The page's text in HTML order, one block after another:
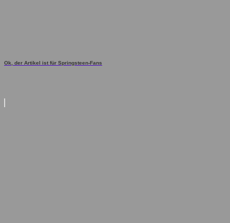
Ok, der Artikel ist für Springsteen-Fans